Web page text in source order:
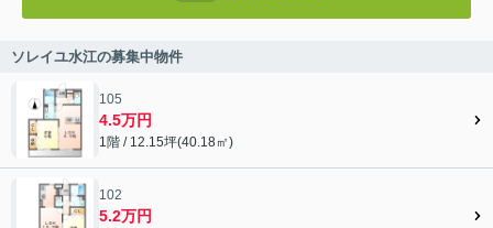
ソレイユ水江の募集中物件
105
4.5万円
1階 / 12.15坪(40.18㎡)
102
5.2万円